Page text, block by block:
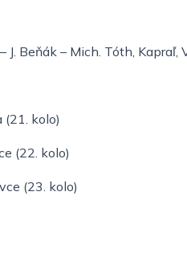
J. Beňák – Mich. Tóth,
(21. kolo)
(22. kolo)
(23. kolo)